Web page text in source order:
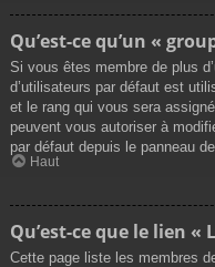
Qu’est-ce qu’un «
Si vous êtes membre de plus
d’utilisateurs par défaut est
et le rang qui vous sera
peuvent vous autoriser à
par défaut depuis le panneau
Haut
Qu’est-ce que le lien «
Cette page liste les membres